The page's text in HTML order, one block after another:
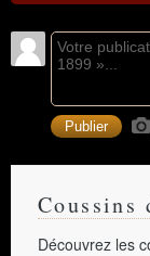
Coussins
Découvrez les